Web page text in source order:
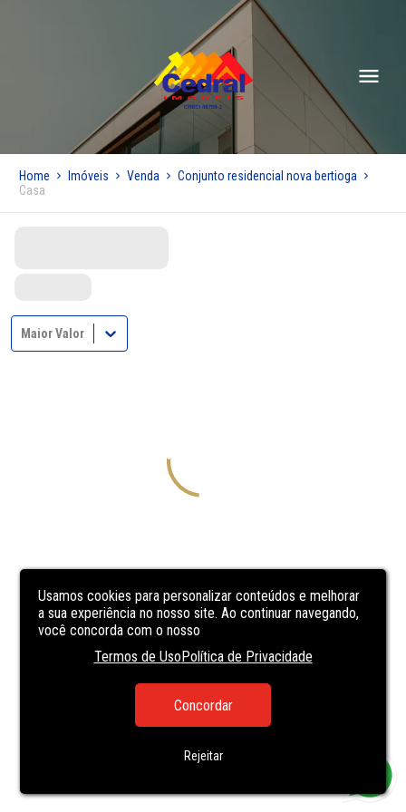
Usamos cookies para personalizar conteúdos e melhorar
a sua experiência no nosso site. Ao continuar navegando,
você concorda com o nosso
Termos de UsoPolítica de Privacidade
Concordar
Rejeitar
Home Imóveis Venda
Conjunto residencial nova bertioga
Casa
Maior Valor